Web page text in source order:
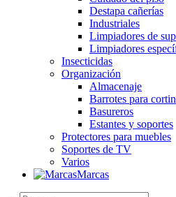
Destapa cañerías
Industriales
Limpiadores de
Limpiadores
Insecticidas
Organización
Almacenaje
Barrotes para
Basureros
Estantes y soportes
Protectores para muebles
Soportes de TV
Varios
Marcas